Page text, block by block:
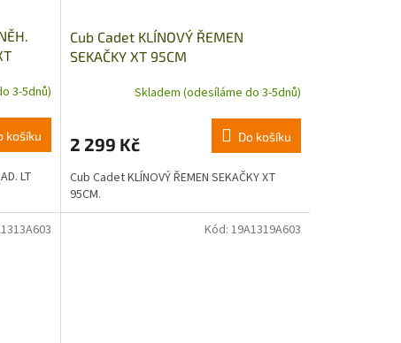
3-5dnů)
košíku
LT
Cub Cadet KLÍNOVÝ ŘEMEN
SEKAČKY XT 95CM
Skladem (odesíláme do 3-5dnů)
2 299 Kč Do košíku
Cub Cadet KLÍNOVÝ ŘEMEN SEKAČKY XT
95CM.
Kód: 19A1319A603